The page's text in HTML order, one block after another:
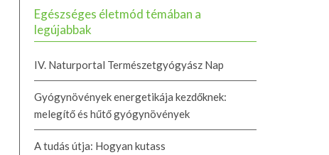
Egészséges életmód témában a
legújabbak
IV. Naturportal Természetgyógyász Nap
Gyógynövények energetikája kezdőknek:
melegítő és hűtő gyógynövények
A tudás útja: Hogyan kutass